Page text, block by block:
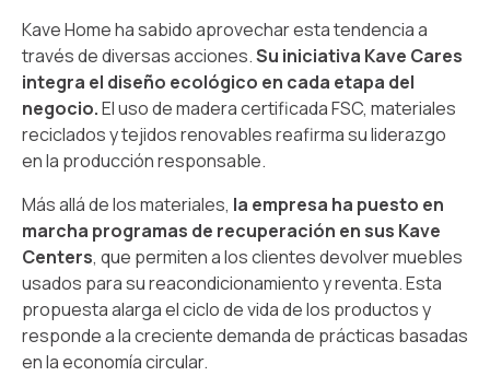
Kave Home ha sabido aprovechar esta tendencia a
través de diversas acciones.Su iniciativa Kave Cares
integra el diseño ecológico en cada etapa del
negocio.El uso de madera certificada FSC, materiales
reciclados y tejidos renovables reafirma su liderazgo
en la producción responsable.
Más allá de los materiales, la empresa ha puesto en
marcha programas de recuperación en sus Kave
Centers, que permiten a los clientes devolver muebles
usados para su reacondicionamiento y reventa. Esta
propuesta alarga el ciclo de vida de los productos y
responde a la creciente demanda de prácticas basadas
en la economía circular.